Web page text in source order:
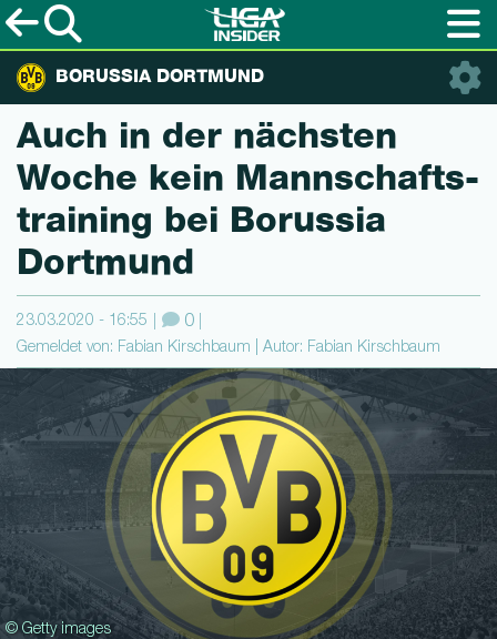
BORUSSIA DORTMUND
Auch in der nächsten
Woche kein Mannschafts­
trai­ning bei Borussia
Dortmund
23.03.2020 - 16:55 0
Gemeldet von: Fabian Kirschbaum | Autor: Fabian Kirschbaum
© Getty images